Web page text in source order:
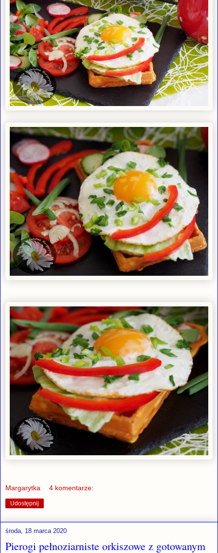
Margarytka 4 komentarze:
Udostępnij
środa, 18 marca 2020
Pierogi pełnoziarniste orkiszowe z gotowanym